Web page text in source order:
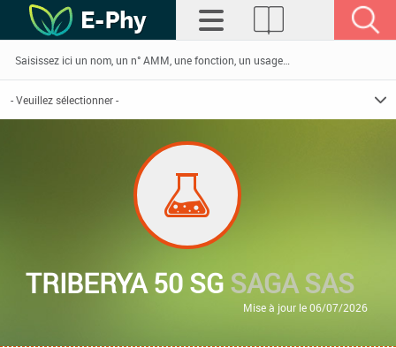
TRIBERYA 50 SGSAGA SAS
Mise à jour le 06/07/2026